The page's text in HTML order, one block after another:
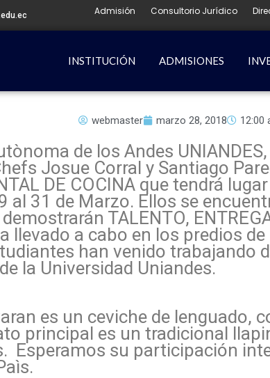
Admisión Consultorio Jurídico
INSTITUCIÓN ADMISIONES
webmaster marzo 28, 2018 12:00
de los Andes
Josue Corral y Santiago
DE COCINA que tendrá
al 31 de Marzo. Ellos se
TALENTO,
llevado a cabo en los predios
han venido trabajando
la Universidad Uniandes.
es un ceviche de lenguado,
principal es un tradicional
Esperamos su participación